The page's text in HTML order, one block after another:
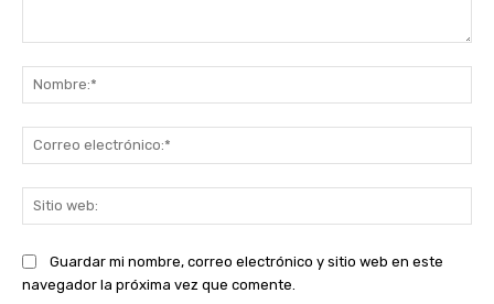
Guardar mi nombre, correo electrónico y sitio web en este
navegador la próxima vez que comente.